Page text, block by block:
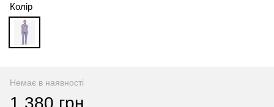
Колір
Немає в наявності
1 380 грн